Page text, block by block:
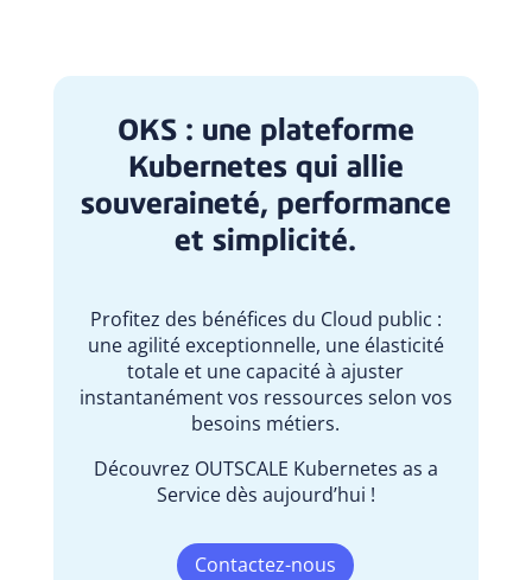
OKS : une plateforme
Kubernetes qui allie
souveraineté, performance
et simplicité.
Profitez des bénéfices du Cloud public :
une agilité exceptionnelle, une élasticité
totale et une capacité à ajuster
instantanément vos ressources selon vos
besoins métiers.
Découvrez OUTSCALE Kubernetes as a
Service dès aujourd’hui !
Contactez-nous